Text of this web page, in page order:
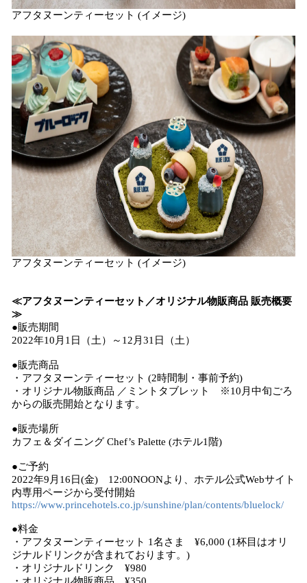
アフタヌーンティーセット (イメージ)
アフタヌーンティーセット (イメージ)
≪アフタヌーンティーセット／オリジナル物販商品 販売概要
≫
●販売期間
2022年10月1日（土）～12月31日（土）
●販売商品
・アフタヌーンティーセット (2時間制・事前予約)
・オリジナル物販商品 ／ミントタブレット ※10月中旬ごろ
からの販売開始となります。
●販売場所
カフェ＆ダイニング Chef’s Palette (ホテル1階)
●ご予約
2022年9月16日(金) 12:00NOONより、ホテル公式Webサイト
内専用ページから受付開始
https://www.princehotels.co.jp/sunshine/plan/contents/bluelock/
●料金
・アフタヌーンティーセット 1名さま ¥6,000 (1杯目はオリ
ジナルドリンクが含まれております。)
・オリジナルドリンク ¥980